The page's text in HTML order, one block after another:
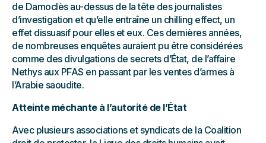
de Damoclès au-dessus de la tête des journalistes
d’investigation et qu’elle entraîne un chilling effect, un
effet dissuasif pour elles et eux. Ces dernières années,
de nombreuses enquêtes auraient pu être considérées
comme des divulgations de secrets d’État, de l’affaire
Nethys aux PFAS en passant par les ventes d’armes à
l’Arabie saoudite.
Atteinte méchante à l’autorité de l’État
Avec plusieurs associations et syndicats de la Coalition